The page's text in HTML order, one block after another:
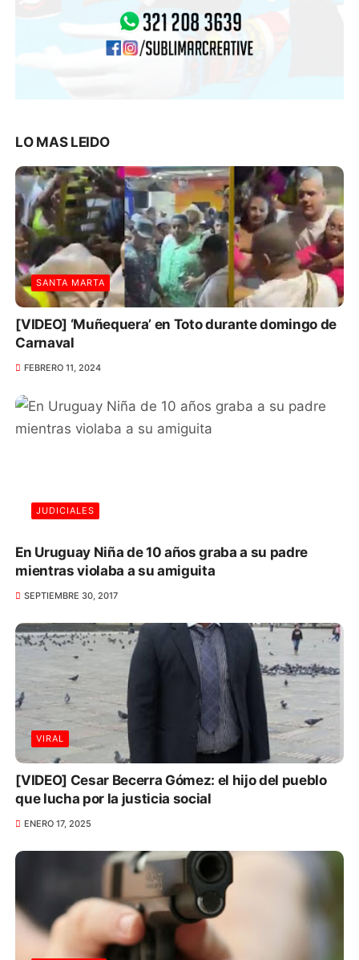
LO MAS LEIDO
SANTA MARTA
[VIDEO] ‘Muñequera’ en Toto durante domingo de
Carnaval
FEBRERO 11, 2024
JUDICIALES
En Uruguay Niña de 10 años graba a su padre
mientras violaba a su amiguita
SEPTIEMBRE 30, 2017
VIRAL
[VIDEO] Cesar Becerra Gómez: el hijo del pueblo
que lucha por la justicia social
ENERO 17, 2025